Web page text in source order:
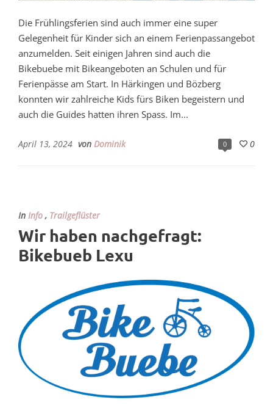
Die Frühlingsferien sind auch immer eine super
Gelegenheit für Kinder sich an einem Ferienpassangebot
anzumelden. Seit einigen Jahren sind auch die
Bikebuebe mit Bikeangeboten an Schulen und für
Ferienpässe am Start. In Härkingen und Bözberg
konnten wir zahlreiche Kids fürs Biken begeistern und
auch die Guides hatten ihren Spass. Im...
0 0
April 13, 2024 von Dominik
In Info , Trailgeflüster
Wir haben nachgefragt:
Bikebueb Lexu